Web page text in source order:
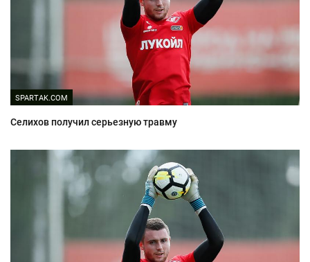
SPARTAK.COM
Селихов получил серьезную травму